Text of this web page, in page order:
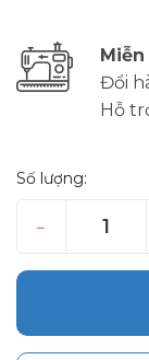
Đổi
Hỗ
Số lượng:
–